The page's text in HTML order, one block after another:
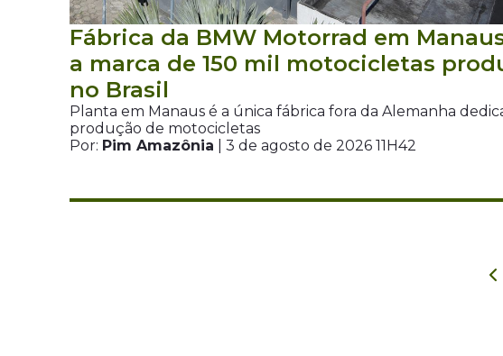
Fábrica da BMW Motorrad em
a marca de 150 mil motocicletas
no Brasil
Planta em Manaus é a única fábrica fora da Alemanha
produção de motocicletas
Por: Pim Amazônia | 3 de agosto de 2026 11H42